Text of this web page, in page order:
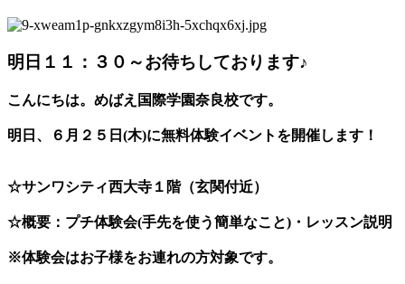
明日１１：３０～お待ちしております♪
こんにちは。 めばえ国際学園奈良校です。
明日、６月２５日(木)に無料体験イベントを開催します！
☆サンワシティ西大寺１階（玄関付近）
☆概要：プチ体験会(手先を使う簡単なこと)・レッスン説明
※体験会はお子様をお連れの方対象です。